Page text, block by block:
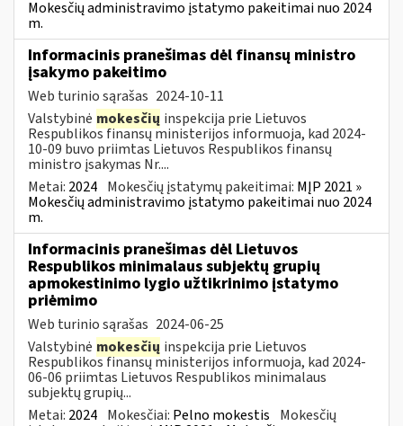
Mokesčių administravimo įstatymo pakeitimai nuo 2024
m.
Informacinis pranešimas dėl finansų ministro
įsakymo pakeitimo
Web turinio sąrašas 2024-10-11
Valstybinė mokesčių inspekcija prie Lietuvos
Respublikos finansų ministerijos informuoja, kad 2024-
10-09 buvo priimtas Lietuvos Respublikos finansų
ministro įsakymas Nr....
Metai: 2024 Mokesčių įstatymų pakeitimai: MĮP 2021 »
Mokesčių administravimo įstatymo pakeitimai nuo 2024
m.
Informacinis pranešimas dėl Lietuvos
Respublikos minimalaus subjektų grupių
apmokestinimo lygio užtikrinimo įstatymo
priėmimo
Web turinio sąrašas 2024-06-25
Valstybinė mokesčių inspekcija prie Lietuvos
Respublikos finansų ministerijos informuoja, kad 2024-
06-06 priimtas Lietuvos Respublikos minimalaus
subjektų grupių...
Metai: 2024 Mokesčiai: Pelno mokestis Mokesčių